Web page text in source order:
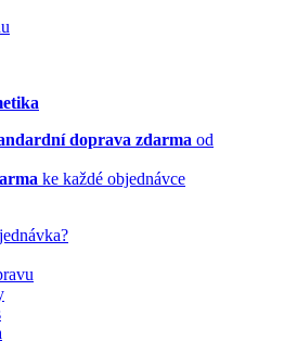
doprava zdarma od
ke každé objednávce